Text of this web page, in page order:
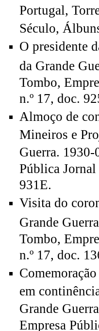
Portugal,
Século,
O presidente
da Grande
Tombo,
n.º 17, doc.
Almoço de
Mineiros e
Guerra. 1930-
Pública
931E.
Visita do
Grande
Tombo,
n.º 17, doc.
em
Grande
Empresa